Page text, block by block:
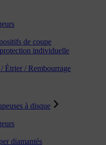
de coupe
individuelle
Étrier / Rembourrage
à disque
diamantés